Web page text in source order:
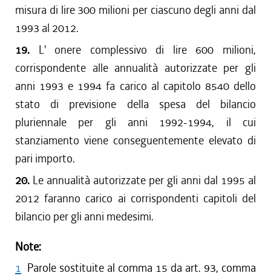
misura di lire 300 milioni per ciascuno degli anni dal
1993 al 2012.
19. L' onere complessivo di lire 600 milioni,
corrispondente alle annualità autorizzate per gli
anni 1993 e 1994 fa carico al capitolo 8540 dello
stato di previsione della spesa del bilancio
pluriennale per gli anni 1992-1994, il cui
stanziamento viene conseguentemente elevato di
pari importo.
20. Le annualità autorizzate per gli anni dal 1995 al
2012 faranno carico ai corrispondenti capitoli del
bilancio per gli anni medesimi.
Note:
1 Parole sostituite al comma 15 da art. 93, comma